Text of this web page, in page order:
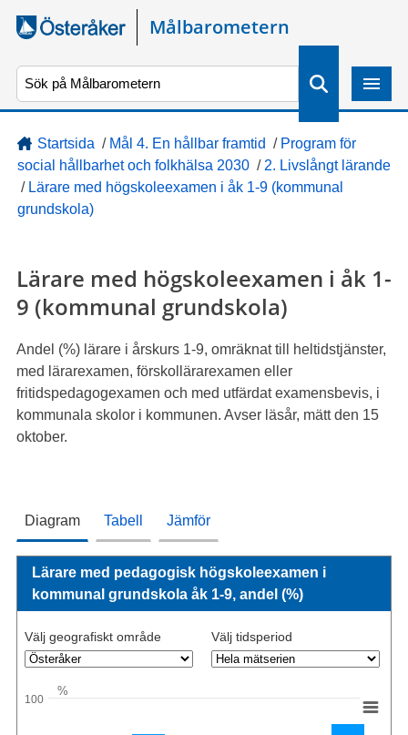
Gå direkt till sidans innehåll
Målbarometern
Startsida / Mål 4. En hållbar framtid / Program för
social hållbarhet och folkhälsa 2030 / 2. Livslångt lärande
/ Lärare med högskoleexamen i åk 1-9 (kommunal
grundskola)
Lärare med högskoleexamen i åk 1-
9 (kommunal grundskola)
Andel (%) lärare i årskurs 1-9, omräknat till heltidstjänster,
med lärarexamen, förskollärarexamen eller
fritidspedagogexamen och med utfärdat examensbevis, i
kommunala skolor i kommunen. Avser läsår, mätt den 15
oktober.
Diagram Tabell Jämför
Lärare med pedagogisk högskoleexamen i
kommunal grundskola åk 1-9, andel (%)
Välj geografiskt område Välj tidsperiod
%
100